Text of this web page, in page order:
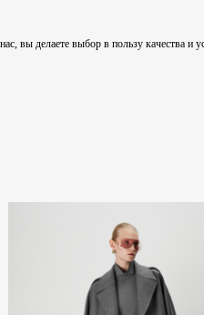
вы делаете выбор в пользу качества и